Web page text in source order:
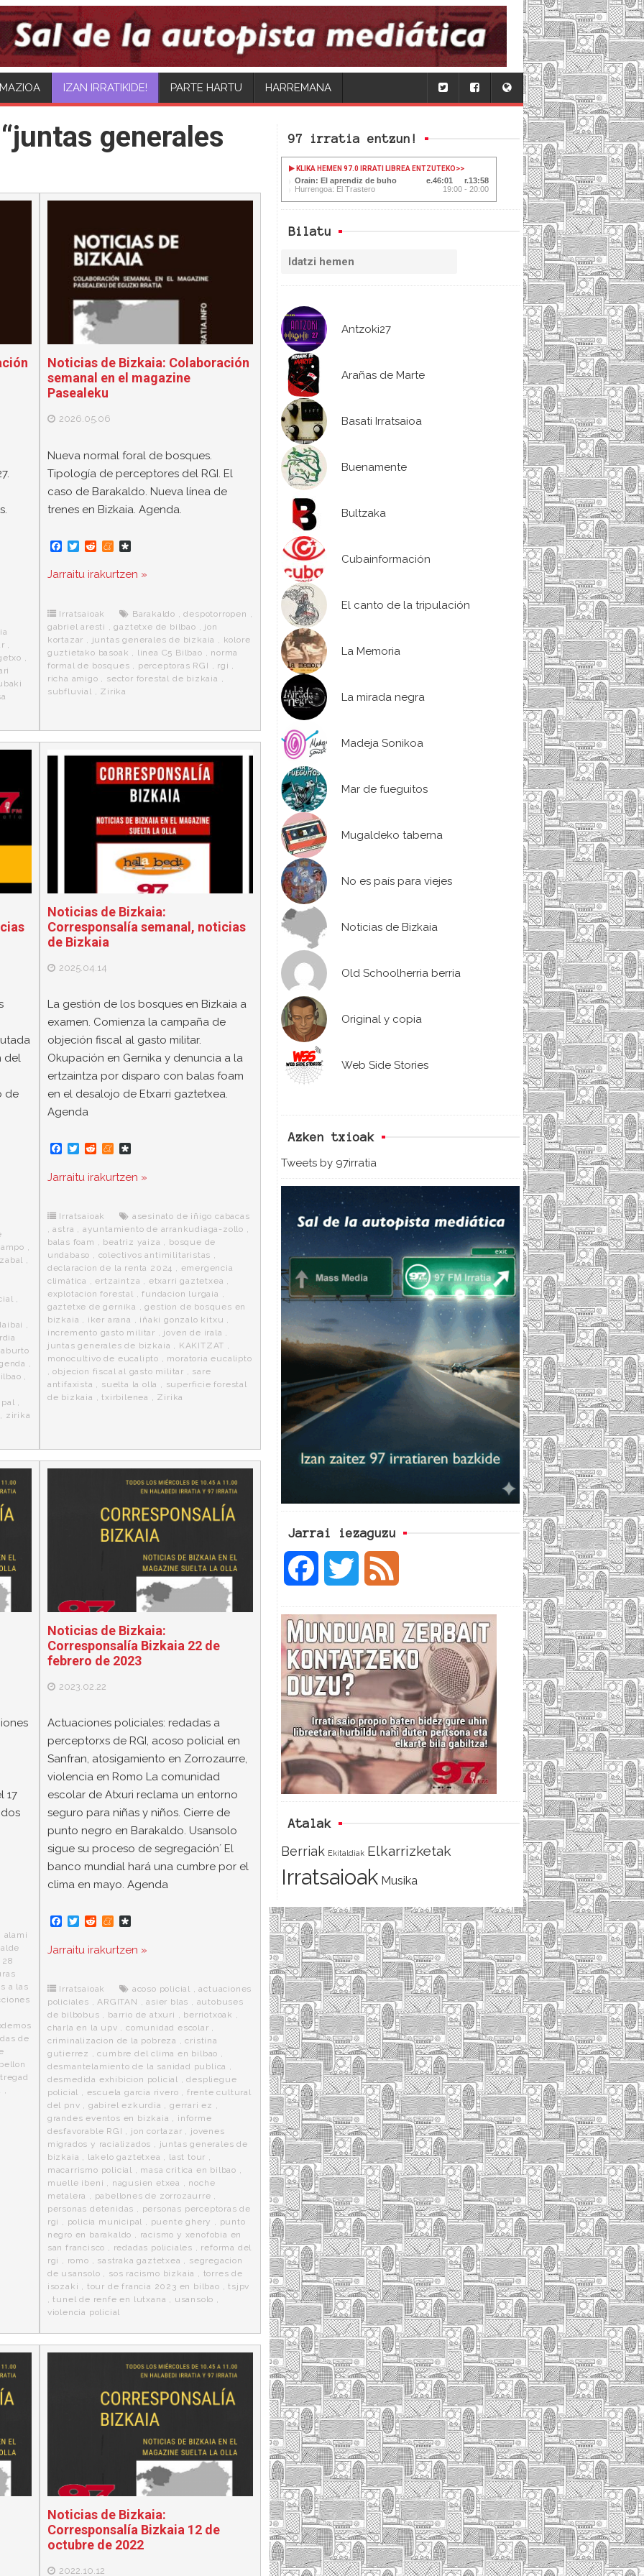
IZAN IRRATIKIDE! PARTE HARTU HARREMANA
97 irratia entzun!
KLIKA HEMEN 97.0 IRRATI LIBREA ENTZUTEKO>>
Orain: El aprendiz de buho 46:02
13:57
Hurrengoa: El Trastero
19:00 - 20:00
Bilatu
Antzoki27
Arañas de Marte
Basati Irratsaioa
Buenamente
Bultzaka
Cubainformación
El canto de la tripulación
La Memoria
La mirada negra
Madeja Sonikoa
Mar de fueguitos
Mugaldeko taberna
No es país para viejes
Noticias de Bizkaia
Old Schoolherria berria
Original y copia
Web Side Stories
Azken txioak
Tweets by 97irratia
Jarrai iezaguzu
c
e
b
o
o
i
t
t
e
r
e
d
Atalak
Berriak Ekitaldiak Elkarrizketak
Irratsaioak Musika
generales
Noticias de Bizkaia: Colaboración
semanal en el magazine
Pasealeku
2026.05.06
Nueva normal foral de bosques.
Tipología de perceptores del RGI. El
caso de Barakaldo. Nueva línea de
trenes en Bizkaia. Agenda.
F
c
e
o
k
T
i
t
r
R
d
d
M
n
e
e
D
a
s
r
a
Jarraitu irakurtzen »
Irratsaioak Barakaldo ,despotorropen
gabriel aresti
,gaztetxe de bilbao
jon
kortazar
juntas generales de bizkaia
kolore
guztietako basoak
linea C5 Bilbao
norma
formal de bosques
perceptoras RGI rgi
richa amigo
sector forestal de bizkaia
subfluvial
Zirika
del
de
,
,
,
,
,
,
,
, zirika
Noticias de Bizkaia:
Corresponsalía semanal, noticias
de Bizkaia
2025.04.14
La gestión de los bosques en Bizkaia a
examen. Comienza la campaña de
objeción fiscal al gasto militar.
Okupación en Gernika y denuncia a la
ertzaintza por disparo con balas foam
en el desalojo de Etxarri gaztetxea.
Agenda
F
e
o
k
T
t
r
R
d
d
M
n
e
e
D
s
r
a
Jarraitu irakurtzen »
Irratsaioak
asesinato de iñigo cabacas
,astra , ayuntamiento de arrankudiaga-zollo ,
balas foam , beatriz yaiza , bosque de
undabaso , colectivos antimilitaristas ,
declaracion de la renta 2024 , emergencia
climática ,ertzaintza , etxarri gaztetxea ,
explotacion forestal ,fundacion lurgaia ,
gaztetxe de gernika ,gestion de bosques en
bizkaia , iker arana , iñaki gonzalo kitxu ,
incremento gasto militar , joven de irala ,
juntas generales de bizkaia , KAKITZAT ,
monocultivo de eucalipto , moratoria eucalipto
,objecion fiscal al gasto militar , sare
antifaxista , suelta la olla , superficie forestal
de bizkaia ,txirbilenea , Zirika
17
alami
alde
a las
de
,
Noticias de Bizkaia:
Corresponsalía Bizkaia 22 de
febrero de 2023
2023.02.22
Actuaciones policiales: redadas a
perceptorxs de RGI, acoso policial en
Sanfran, atosigamiento en Zorrozaurre,
violencia en Romo La comunidad
escolar de Atxuri reclama un entorno
seguro para niñas y niños. Cierre de
punto negro en Barakaldo. Usansolo
sigue su proceso de segregación´ El
banco mundial hará una cumbre por el
clima en mayo. Agenda
F
e
o
k
T
t
r
R
d
d
M
n
e
e
D
s
r
a
Jarraitu irakurtzen »
Irratsaioak acoso policial ,actuaciones
policiales ,ARGITAN ,asier blas , autobuses
de bilbobus , barrio de atxuri , berriotxoak ,
charla en la upv ,comunidad escolar ,
criminalizacion de la pobreza ,cristina
gutierrez ,cumbre del clima en bilbao ,
desmantelamiento de la sanidad publica ,
desmedida exhibicion policial ,despliegue
policial , escuela garcia rivero , frente cultural
del pnv , gabirel ezkurdia ,gerrari ez ,
grandes eventos en bizkaia , informe
desfavorable RGI , jon cortazar , jovenes
migrados y racializados , juntas generales de
bizkaia , lakelo gaztetxea , last tour ,
macarrismo policial , masa critica en bilbao ,
muelle ibeni , nagusien etxea , noche
metalera , pabellones de zorrozaurre ,
personas detenidas , personas perceptoras de
rgi , policia municipal , puente ghery , punto
negro en barakaldo , racismo y xenofobia en
san francisco , redadas policiales , reforma del
rgi , romo , sastraka gaztetxea , segregacion
de usansolo , sos racismo bizkaia , torres de
isozaki , tour de francia 2023 en bilbao ,tsjpv
,tunel de renfe en lutxana , usansolo ,
violencia policial
Noticias de Bizkaia:
Corresponsalía Bizkaia 12 de
octubre de 2022
2022.10.12